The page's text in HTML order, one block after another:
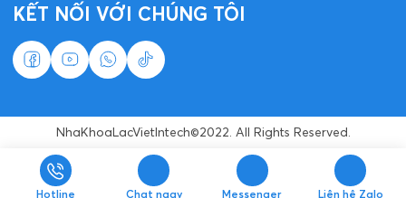
KẾT NỐI VỚI CHÚNG TÔI
NhaKhoaLacVietIntech©2022. All Rights Reserved.
Hotline Chat ngay Messenger Liên hệ Zalo